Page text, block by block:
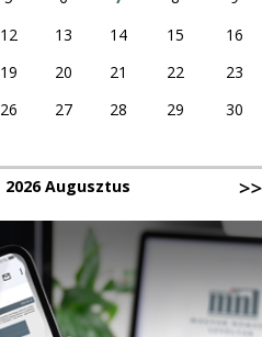
12 13 14 15
16
19 20 21 22
23
26 27 28 29
30
2026 Augusztus